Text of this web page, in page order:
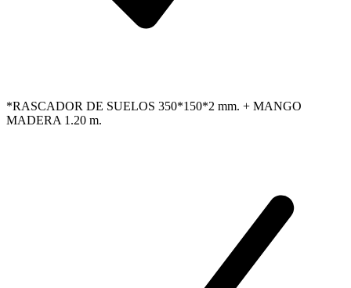
*RASCADOR DE SUELOS 350*150*2 mm. + MANGO
MADERA 1.20 m.